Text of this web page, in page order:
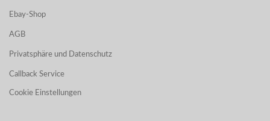
Ebay-Shop
AGB
Privatsphäre und Datenschutz
Callback Service
Cookie Einstellungen